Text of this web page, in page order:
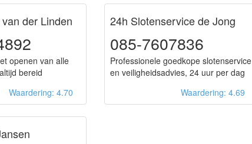
der Linden
openen van alle
bereid
Waardering: 4.70
24h Slotenservice de Jong
085-7607836
Professionele goedkope slotenservice
en veiligheidsadvies, 24 uur per dag
Waardering: 4.69